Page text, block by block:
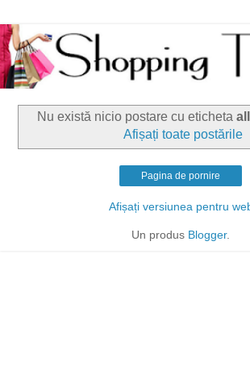
Nu există nicio postare cu eticheta
Afișați toate postările
Pagina de pornire
Afișați versiunea pentru
Un produs Blogger.